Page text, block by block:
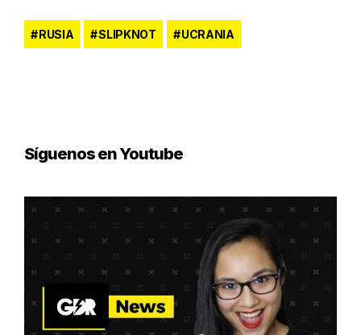
RUSIA SLIPKNOT UCRANIA
Síguenos en Youtube